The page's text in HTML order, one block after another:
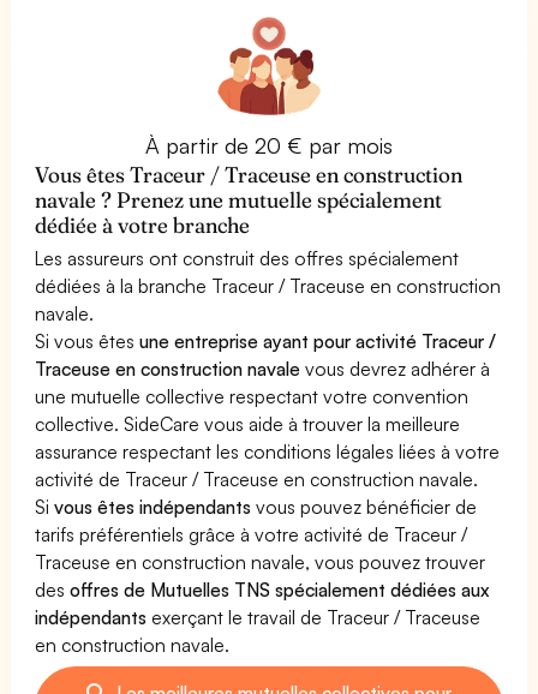
À partir de 20 € par mois
Vous êtes Traceur / Traceuse en construction
navale ? Prenez une mutuelle spécialement
dédiée à votre branche
Les assureurs ont construit des offres spécialement
dédiées à la branche Traceur / Traceuse en construction
navale.
Si vous êtesune entreprise ayant pour activité Traceur /
Traceuse en construction navale vous devrez adhérer à
une mutuelle collective respectant votre convention
collective. SideCare vous aide à trouver la meilleure
assurance respectant les conditions légales liées à votre
activité de Traceur / Traceuse en construction navale.
Sivous êtes indépendants vous pouvez bénéficier de
tarifs préférentiels grâce à votre activité de Traceur /
Traceuse en construction navale, vous pouvez trouver
desoffres de Mutuelles TNS spécialement dédiées aux
indépendants exerçant le travail de Traceur / Traceuse
en construction navale.